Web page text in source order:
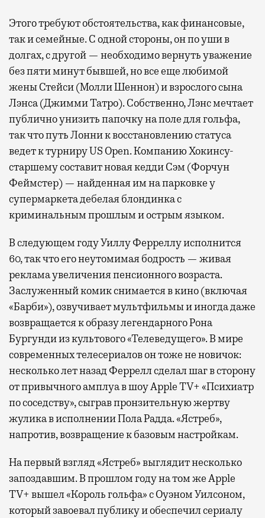
Современный путешественник часто берет
с собой не только чемодан, но и ноутбук.
А ожидание рейса все чаще превращается
не в потерянное время, а в возможность
спокойно закончить дела или спланировать
активности в путешествии, например
забронировать нужные билеты и рестораны.
Бизнес-зал становится местом, где можно
провести переговоры, поработать или просто
выпить кофе, наблюдая сквозь панорамные
окна за тем, как взлетают и садятся
самолеты. В Москве нет недостатка
в лаунжах. В аэропортах их обычно
несколько — в разных зонах воздушных
гаваней. На некоторых вокзалах — тоже.
Лаунжи доступны на Ленинградском,
Павелецком, Казанском, Ярославском
и Курском вокзалах.Попасть в бизнес-залы
могут держатели карт Mir Supreme. Причем
не только в столице. Всего доступно более
1000 бизнес-залов по всему миру.
Этого требуют обстоятельства, как финансовые,
так и семейные. С одной стороны, он по уши в
долгах, с другой — необходимо вернуть уважение
без пяти минут бывшей, но все еще любимой
жены Стейси (Молли Шеннон) и взрослого сына
Лэнса (Джимми Татро). Собственно, Лэнс мечтает
публично унизить папочку на поле для гольфа,
так что путь Лонни к восстановлению статуса
ведет к турниру US Open. Компанию Хокинсу-
старшему составит новая кедди Сэм (Форчун
Феймстер) — найденная им на парковке у
супермаркета дебелая блондинка с
криминальным прошлым и острым языком.
В следующем году Уиллу Ферреллу исполнится
60, так что его неутомимая бодрость — живая
реклама увеличения пенсионного возраста.
Заслуженный комик снимается в кино (включая
«Барби»), озвучивает мультфильмы и иногда даже
возвращается к образу легендарного Рона
Бургунди из культового «Телеведущего». В мире
современных телесериалов он тоже не новичок:
несколько лет назад Феррелл сделал шаг в сторону
от привычного амплуа в шоу Apple TV+ «Психиатр
по соседству», сыграв пронзительную жертву
жулика в исполнении Пола Радда. «Ястреб»,
напротив, возвращение к базовым настройкам.
На первый взгляд «Ястреб» выглядит несколько
запоздавшим. В прошлом году на том же Apple
TV+ вышел «Король гольфа» с Оуэном Уилсоном,
который завоевал публику и обеспечил сериалу